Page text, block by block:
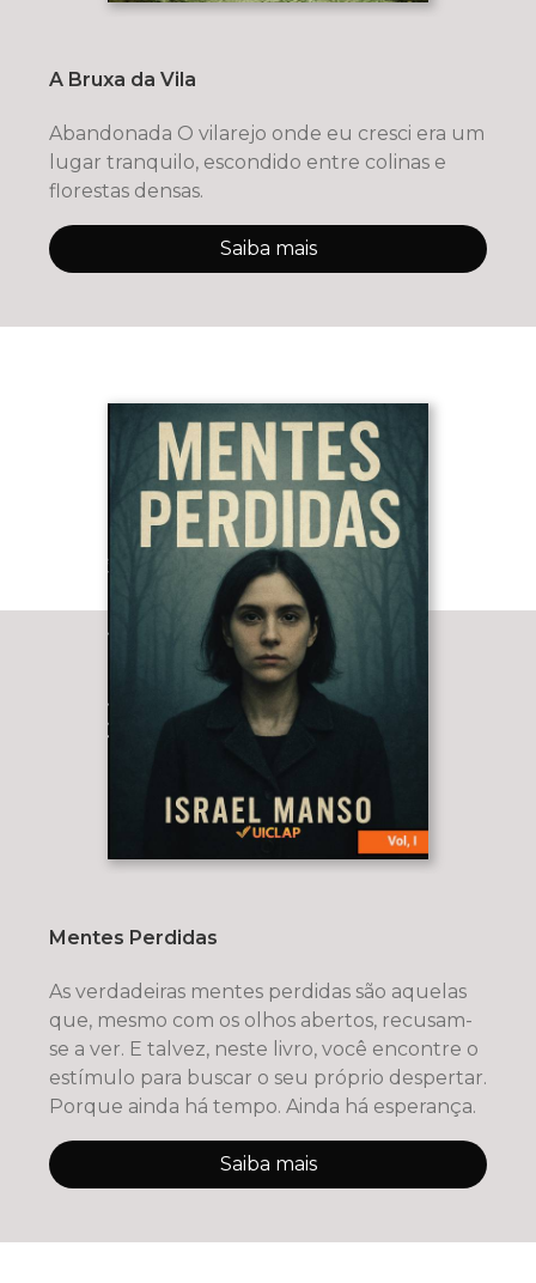
A Bruxa da Vila
Abandonada O vilarejo onde eu cresci era um
lugar tranquilo, escondido entre colinas e
florestas densas.
Saiba mais
Mentes Perdidas
As verdadeiras mentes perdidas são aquelas
que, mesmo com os olhos abertos, recusam-
se a ver. E talvez, neste livro, você encontre o
estímulo para buscar o seu próprio despertar.
Porque ainda há tempo. Ainda há esperança.
Saiba mais